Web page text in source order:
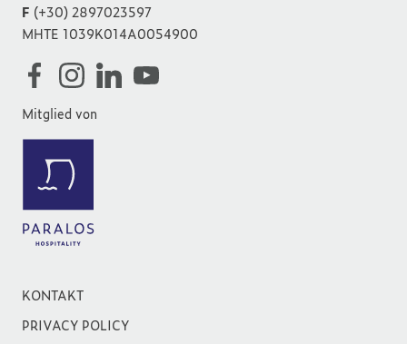
F (+30) 2897023597
MHTE 1039K014A0054900
Mitglied von
KONTAKT
PRIVACY POLICY